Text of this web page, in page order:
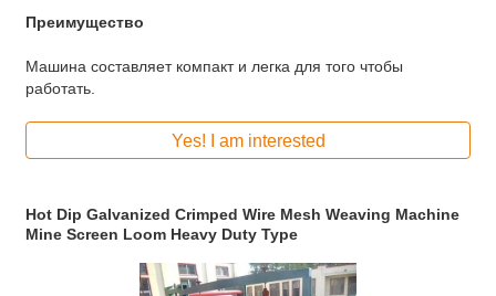
Преимущество
Машина составляет компакт и легка для того чтобы
работать.
Yes! I am interested
Hot Dip Galvanized Crimped Wire Mesh Weaving Machine
Mine Screen Loom Heavy Duty Type